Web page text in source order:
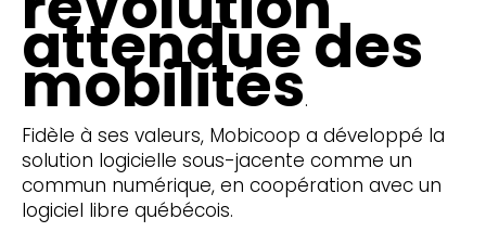
attendue des
mobilités.
Fidèle à ses valeurs, Mobicoop a développé la
solution logicielle sous-jacente comme un
commun numérique, en coopération avec un
logiciel libre québécois.